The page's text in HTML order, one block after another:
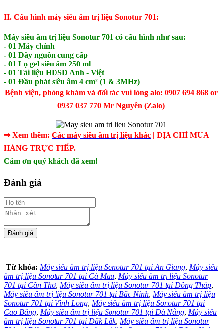
II. Cấu hình máy siêu âm trị liệu Sonotur 701:
Máy siêu âm trị liệu Sonotur 701 có cấu hình như sau:
- 01 Máy chính
- 01 Dây nguồn cung cấp
- 01 Lọ gel siêu âm 250 ml
- 01 Tài liệu HDSD Anh - Việt
- 01 Đầu phát siêu âm 4 cm² (1 & 3MHz)
Bệnh viện, phòng khám và đối tác vui lòng alo: 0907 694 868 or
0937 037 770 Mr Nguyên (Zalo)
⇒ Xem thêm: Các máy siêu âm trị liệu khác | ĐỊA CHỈ MUA
HÀNG TRỰC TIẾP.
Cám ơn quý khách đã xem!
Đánh giá
Từ khóa: Máy siêu âm trị liệu Sonotur 701 tại An Giang, Máy siêu
âm trị liệu Sonotur 701 tại Cà Mau, Máy siêu âm trị liệu Sonotur
701 tại Cần Thơ, Máy siêu âm trị liệu Sonotur 701 tại Đồng Tháp,
Máy siêu âm trị liệu Sonotur 701 tại Bắc Ninh, Máy siêu âm trị liệu
Sonotur 701 tại Vĩnh Long, Máy siêu âm trị liệu Sonotur 701 tại
Cao Bằng, Máy siêu âm trị liệu Sonotur 701 tại Đà Nẵng, Máy siêu
âm trị liệu Sonotur 701 tại Đắk Lắk, Máy siêu âm trị liệu Sonotur